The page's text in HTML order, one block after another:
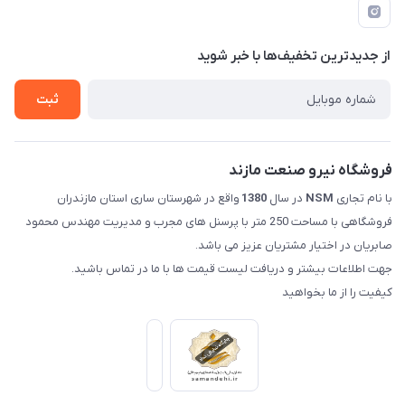
عبوری 32 فروشگاه نیرو صنعت مازند (صابریان)
لیست محصولات
درباره ما
حریم خصوصی
راهنما
از جدید‌ترین تخفیف‌ها با‌ خبر شوید
ثبت
فروشگاه نیرو صنعت مازند
با نام تجاری NSM در سال 1380 واقع در شهرستان ساری استان مازندران
فروشگاهی با مساحت 250 متر با پرسنل های مجرب و مدیریت مهندس محمود
صابریان در اختیار مشتریان عزیز می باشد.
جهت اطلاعات بیشتر و دریافت لیست قیمت ها با ما در تماس باشید.
کیفیت را از ما بخواهید